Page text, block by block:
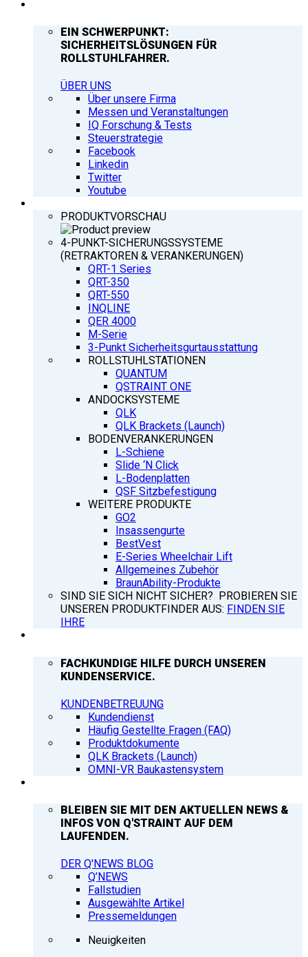
EIN SCHWERPUNKT:
SICHERHEITSLÖSUNGEN FÜR
ROLLSTUHLFAHRER.
ÜBER UNS
Über unsere Firma
Messen und Veranstaltungen
IQ Forschung & Tests
Steuerstrategie
Facebook
Linkedin
Twitter
Youtube
PRODUKTVORSCHAU
4-PUNKT-SICHERUNGSSYSTEME
(RETRAKTOREN & VERANKERUNGEN)
QRT-1 Series
QRT-350
QRT-550
INQLINE
QER 4000
M-Serie
3-Punkt Sicherheitsgurtausstattung
ROLLSTUHLSTATIONEN
QUANTUM
QSTRAINT ONE
ANDOCKSYSTEME
QLK
QLK Brackets (Launch)
BODENVERANKERUNGEN
L-Schiene
Slide ‘N Click
L-Bodenplatten
QSF Sitzbefestigung
WEITERE PRODUKTE
GO2
Insassengurte
BestVest
E-Series Wheelchair Lift
Allgemeines Zubehör
BraunAbility-Produkte
SIND SIE SICH NICHT SICHER? PROBIEREN SIE
UNSEREN PRODUKTFINDER AUS: FINDEN SIE
IHRE
FACHKUNDIGE HILFE DURCH UNSEREN
KUNDENSERVICE.
KUNDENBETREUUNG
Kundendienst
Häufig Gestellte Fragen (FAQ)
Produktdokumente
QLK Brackets (Launch)
OMNI-VR Baukastensystem
BLEIBEN SIE MIT DEN AKTUELLEN NEWS &
INFOS VON Q'STRAINT AUF DEM
LAUFENDEN.
DER Q'NEWS BLOG
Q’NEWS
Fallstudien
Ausgewählte Artikel
Pressemeldungen
Neuigkeiten